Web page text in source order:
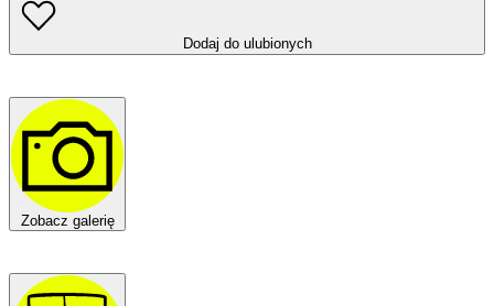
Dodaj do ulubionych
Zobacz galerię